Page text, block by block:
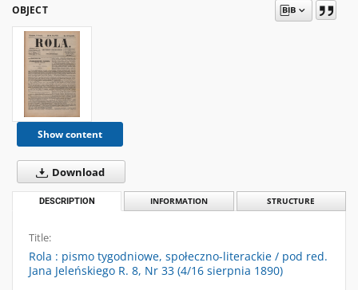
OBJECT
Show content
Download
DESCRIPTION INFORMATION STRUCTURE
Title:
Rola : pismo tygodniowe, społeczno-literackie / pod red.
Jana Jeleńskiego R. 8, Nr 33 (4/16 sierpnia 1890)